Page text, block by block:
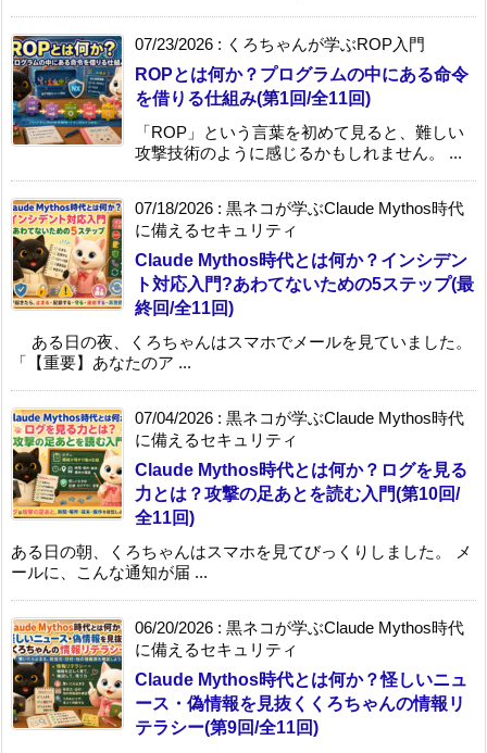
07/23/2026 : くろちゃんが学ぶROP入門
ROPとは何か？プログラムの中にある命令
を借りる仕組み(第1回/全11回)
「ROP」という言葉を初めて見ると、難しい
攻撃技術のように感じるかもしれません。 ...
07/18/2026 : 黒ネコが学ぶClaude Mythos時代
に備えるセキュリティ
Claude Mythos時代とは何か？インシデン
ト対応入門?あわてないための5ステップ(最
終回/全11回)
ある日の夜、くろちゃんはスマホでメールを見ていました。
「【重要】あなたのア ...
07/04/2026 : 黒ネコが学ぶClaude Mythos時代
に備えるセキュリティ
Claude Mythos時代とは何か？ログを見る
力とは？攻撃の足あとを読む入門(第10回/
全11回)
ある日の朝、くろちゃんはスマホを見てびっくりしました。 メ
ールに、こんな通知が届 ...
06/20/2026 : 黒ネコが学ぶClaude Mythos時代
に備えるセキュリティ
Claude Mythos時代とは何か？怪しいニュ
ース・偽情報を見抜くくろちゃんの情報リ
テラシー(第9回/全11回)